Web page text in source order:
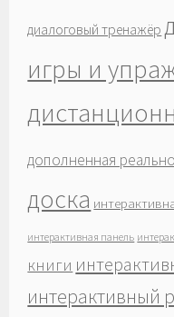
диалоговый тренажёр
игры и
дополненная
доска
интерактивная панель
книги
интерактивный